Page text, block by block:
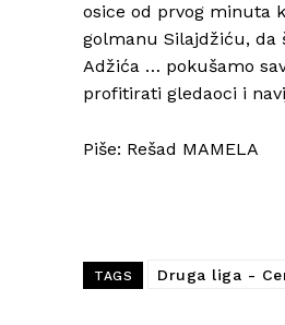
osice od prvog minuta
golmanu Silajdžiću,
Adžića … pokušamo
profitirati gledaoci i
Piše: Rešad MAMELA
TAGS Druga liga -